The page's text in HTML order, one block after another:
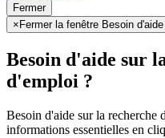
Fermer
× Fermer la fenêtre Besoin
Besoin d'aide sur
d'emploi ?
Besoin d'aide sur la recherche
informations essentielles en